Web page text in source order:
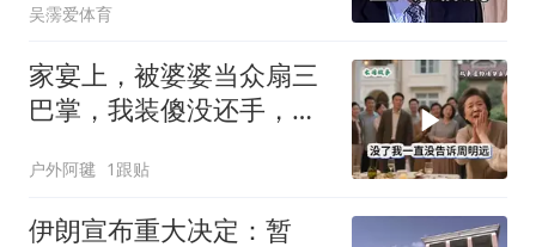
吴霶爱体育
家宴上，被婆婆当众扇三
巴掌，我装傻没还手，悄
夫全家10人被新户主请出
家门
户外阿毽 1跟贴
伊朗宣布重大决定：暂